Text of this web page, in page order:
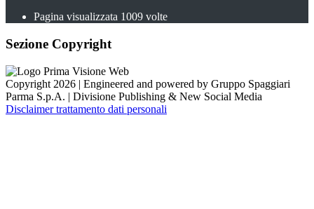
Pagina visualizzata 1009 volte
Sezione Copyright
Copyright 2026 | Engineered and powered by Gruppo Spaggiari
Parma S.p.A. | Divisione Publishing & New Social Media
Disclaimer trattamento dati personali